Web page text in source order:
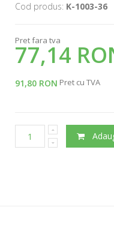
Cod produs: K-1003-36
Pret fara tva
77,14
91,80 RON Pret cu TVA